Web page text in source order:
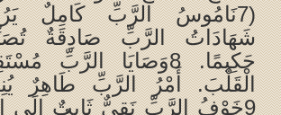
(7نَامُوسُ الرَّبِّ كَامِلٌ
شَهَادَاتُ الرَّبِّ صَادِقَةٌ
حَكِيمًا. 8وَصَايَا الرَّبِّ
الْقَلْبَ. أَمْرُ الرَّبِّ طَاهِرٌ
9خَوْفُ الرَّبِّ نَقِيٌّ ثَابِتٌ إِلَى